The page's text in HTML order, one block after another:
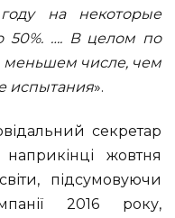
на некоторые
50%. …. В целом по
меньшем числе, чем
испытания».
секретар
жовтня
підсумовуючи
2016 року,